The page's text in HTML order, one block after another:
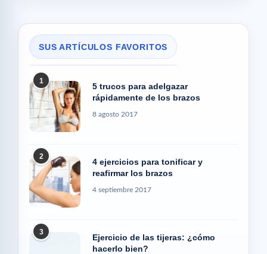
SUS ARTÍCULOS FAVORITOS
1
5 trucos para adelgazar
rápidamente de los brazos
8 agosto 2017
2
4 ejercicios para tonificar y
reafirmar los brazos
4 septiembre 2017
3
Ejercicio de las tijeras: ¿cómo
hacerlo bien?